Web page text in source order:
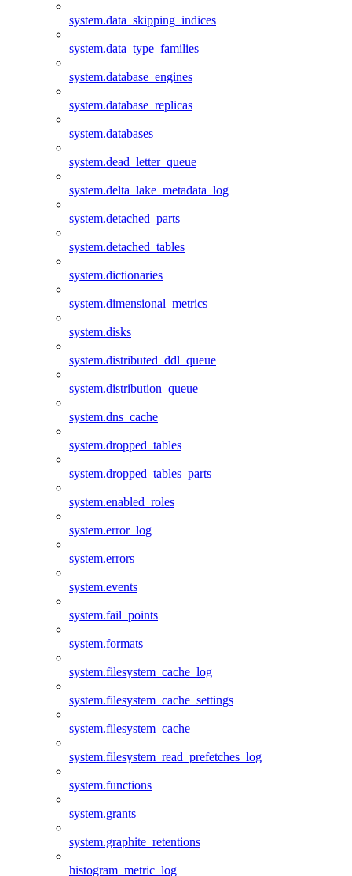
system.data_skipping_indices
system.data_type_families
system.database_engines
system.database_replicas
system.databases
system.dead_letter_queue
system.delta_lake_metadata_log
system.detached_parts
system.detached_tables
system.dictionaries
system.dimensional_metrics
system.disks
system.distributed_ddl_queue
system.distribution_queue
system.dns_cache
system.dropped_tables
system.dropped_tables_parts
system.enabled_roles
system.error_log
system.errors
system.events
system.fail_points
system.formats
system.filesystem_cache_log
system.filesystem_cache_settings
system.filesystem_cache
system.filesystem_read_prefetches_log
system.functions
system.grants
system.graphite_retentions
histogram_metric_log